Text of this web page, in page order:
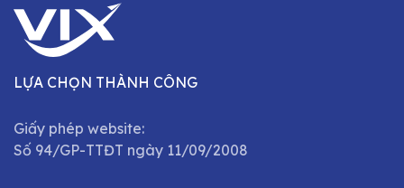
LỰA CHỌN THÀNH CÔNG
Giấy phép website:
Số 94/GP-TTĐT ngày 11/09/2008